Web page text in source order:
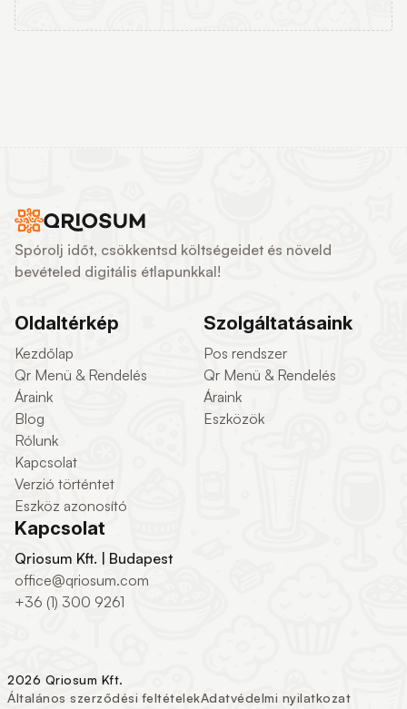
Spórolj időt, csökkentsd költségeidet és növeld
bevételed digitális étlapunkkal!
Oldaltérkép
Kezdőlap
Qr Menü & Rendelés
Áraink
Blog
Rólunk
Kapcsolat
Verzió történtet
Eszköz azonosító
Szolgáltatásaink
Pos rendszer
Qr Menü & Rendelés
Áraink
Eszközök
Kapcsolat
Qriosum Kft. | Budapest
office@qriosum.com
+36 (1) 300 9261
2026 Qriosum Kft.
Általános szerződési feltételekAdatvédelmi nyilatkozat